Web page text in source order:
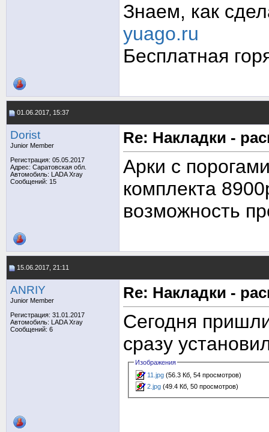
Знаем, как
yuago.ru
Бесплатная
01.06.2017, 15:37
Dorist
Junior Member
Регистрация: 05.05.2017
Адрес: Саратовская обл.
Автомобиль: LADA Xray
Сообщений: 15
Re: Накладки -
Арки с
комплекта
возможность
15.06.2017, 21:11
ANRIY
Junior Member
Регистрация: 31.01.2017
Автомобиль: LADA Xray
Сообщений: 6
Re: Накладки -
Сегодня
сразу
Изображения
11.jpg (56.3 Кб, 54 просмотров)
2.jpg (49.4 Кб, 50 просмотров)